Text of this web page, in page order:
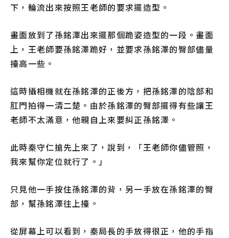
下，輪流出來按照王老師的要求擺造型。
畫面放到了孫銘澤出來擺那個跪姿造型的一段。畫面
上，王老師要孫銘澤跪好，並要求孫銘澤的臀部儘量
擡高一些。
這時攝相機就在孫銘澤的正後方，把孫銘澤的陰部和
肛門拍得一清二楚。由於孫銘澤的臀部擺得有些讓王
老師不太滿意，他親自上來要糾正孫銘澤。
此時秦守仁搶先上來了，說到，「王老師你儘管照，
我來幫你定位就行了。」
只見他一手按住孫銘澤的背，另一手放在孫銘澤的臀
部，幫孫銘澤往上擡。
從屏幕上可以看到，秦局長的手放得很正，他的手指